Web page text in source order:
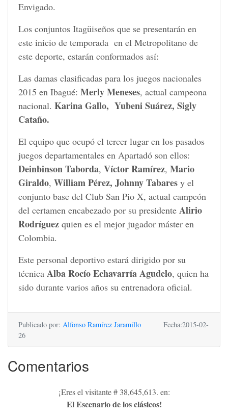
Envigado.
Los conjuntos Itagüiseños que se presentarán en
este inicio de temporada en el Metropolitano de
este deporte, estarán conformados así:
Las damas clasificadas para los juegos nacionales
2015 en Ibagué: Merly Meneses, actual campeona
nacional. Karina Gallo, Yubeni Suárez, Sigly
Cataño.
El equipo que ocupó el tercer lugar en los pasados
juegos departamentales en Apartadó son ellos:
Deinbinson Taborda, Víctor Ramírez, Mario
Giraldo, William Pérez, Johnny Tabares y el
conjunto base del Club San Pio X, actual campeón
del certamen encabezado por su presidente Alirio
Rodríguez quien es el mejor jugador máster en
Colombia.
Este personal deportivo estará dirigido por su
técnica Alba Rocío Echavarría Agudelo, quien ha
sido durante varios años su entrenadora oficial.
Publicado por: Alfonso Ramírez Jaramillo Fecha:2015-02-
26
Comentarios
¡Eres el visitante # 38,645,613. en:
El Escenario de los clásicos!